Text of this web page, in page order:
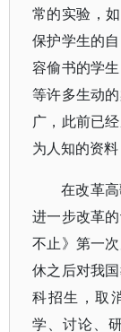
常的实验，
保护学生的
容偷书的学
等许多生动
广，此前已
为人知的资
在改革
进一步改革
不止》第一
休之后对我
科招生，取
学、讨论、